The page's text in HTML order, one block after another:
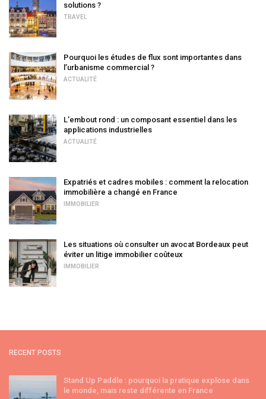
solutions ?
TRAVEL
Pourquoi les études de flux sont importantes dans
l’urbanisme commercial ?
ACTUALITÉ
L’embout rond : un composant essentiel dans les
applications industrielles
ACTUALITÉ
Expatriés et cadres mobiles : comment la relocation
immobilière a changé en France
IMMOBILIER
Les situations où consulter un avocat Bordeaux peut
éviter un litige immobilier coûteux
IMMOBILIER
RECENT POSTS
Stand Up Paddle : pourquoi la pratique explose dans
le monde, mais reste différente en France